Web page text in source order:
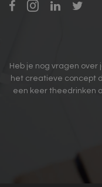
Heb je nog vragen over
het creatieve concept
een keer theedrinken